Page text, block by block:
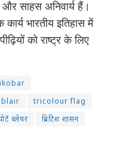
और साहस अनिवार्य हैं।
भारतीय इतिहास में
को राष्ट्र के लिए
tricolour flag
ब्लेयर ब्रिटिश शासन